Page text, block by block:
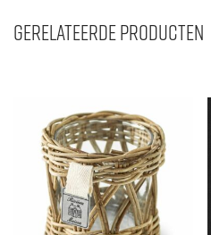
Gerelateerde producten